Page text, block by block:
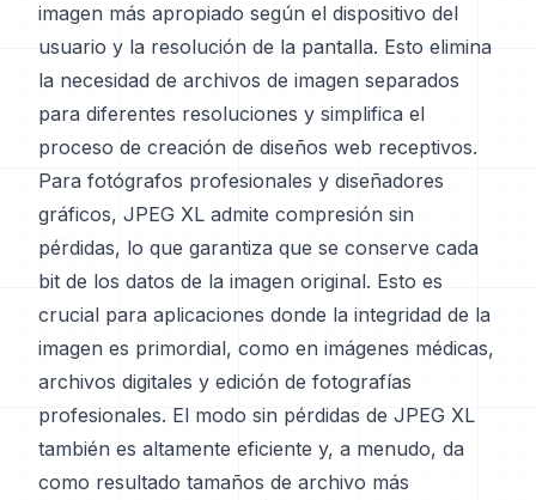
imagen más apropiado según el dispositivo del
usuario y la resolución de la pantalla. Esto elimina
la necesidad de archivos de imagen separados
para diferentes resoluciones y simplifica el
proceso de creación de diseños web receptivos.
Para fotógrafos profesionales y diseñadores
gráficos, JPEG XL admite compresión sin
pérdidas, lo que garantiza que se conserve cada
bit de los datos de la imagen original. Esto es
crucial para aplicaciones donde la integridad de la
imagen es primordial, como en imágenes médicas,
archivos digitales y edición de fotografías
profesionales. El modo sin pérdidas de JPEG XL
también es altamente eficiente y, a menudo, da
como resultado tamaños de archivo más